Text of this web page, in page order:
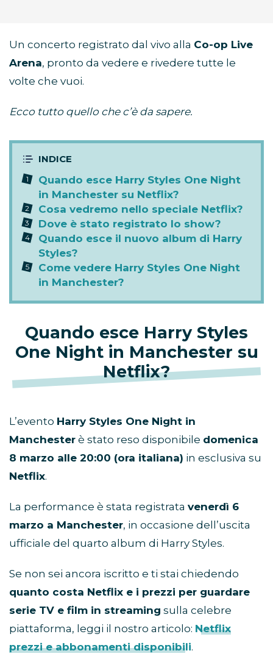
Un concerto registrato dal vivo alla Co-op Live
Arena, pronto da vedere e rivedere tutte le
volte che vuoi.
Ecco tutto quello che c’è da sapere.
Quando esce Harry Styles One Night
in Manchester su Netflix?
Cosa vedremo nello speciale Netflix?
Dove è stato registrato lo show?
Quando esce il nuovo album di Harry
Styles?
Come vedere Harry Styles One Night
in Manchester?
Quando esce Harry Styles
One Night in Manchester su
Netflix?
L’evento Harry Styles One Night in
Manchester è stato reso disponibile domenica
8 marzo alle 20:00 (ora italiana) in esclusiva su
Netflix.
La performance è stata registrata venerdì 6
marzo a Manchester, in occasione dell’uscita
ufficiale del quarto album di Harry Styles.
Se non sei ancora iscritto e ti stai chiedendo
quanto costa Netflix e i prezzi per guardare
serie TV e film in streaming sulla celebre
piattaforma, leggi il nostro articolo: Netflix
prezzi e abbonamenti disponibili.